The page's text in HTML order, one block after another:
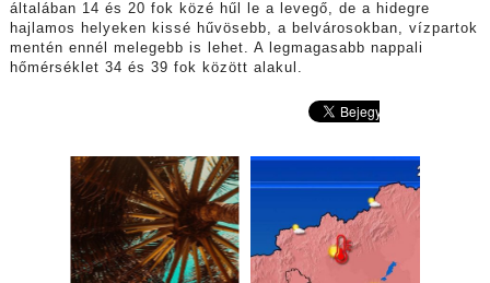
általában 14 és 20 fok közé hűl le a levegő, de a hidegre
hajlamos helyeken kissé hűvösebb, a belvárosokban, vízpartok
mentén ennél melegebb is lehet. A legmagasabb nappali
hőmérséklet 34 és 39 fok között alakul.